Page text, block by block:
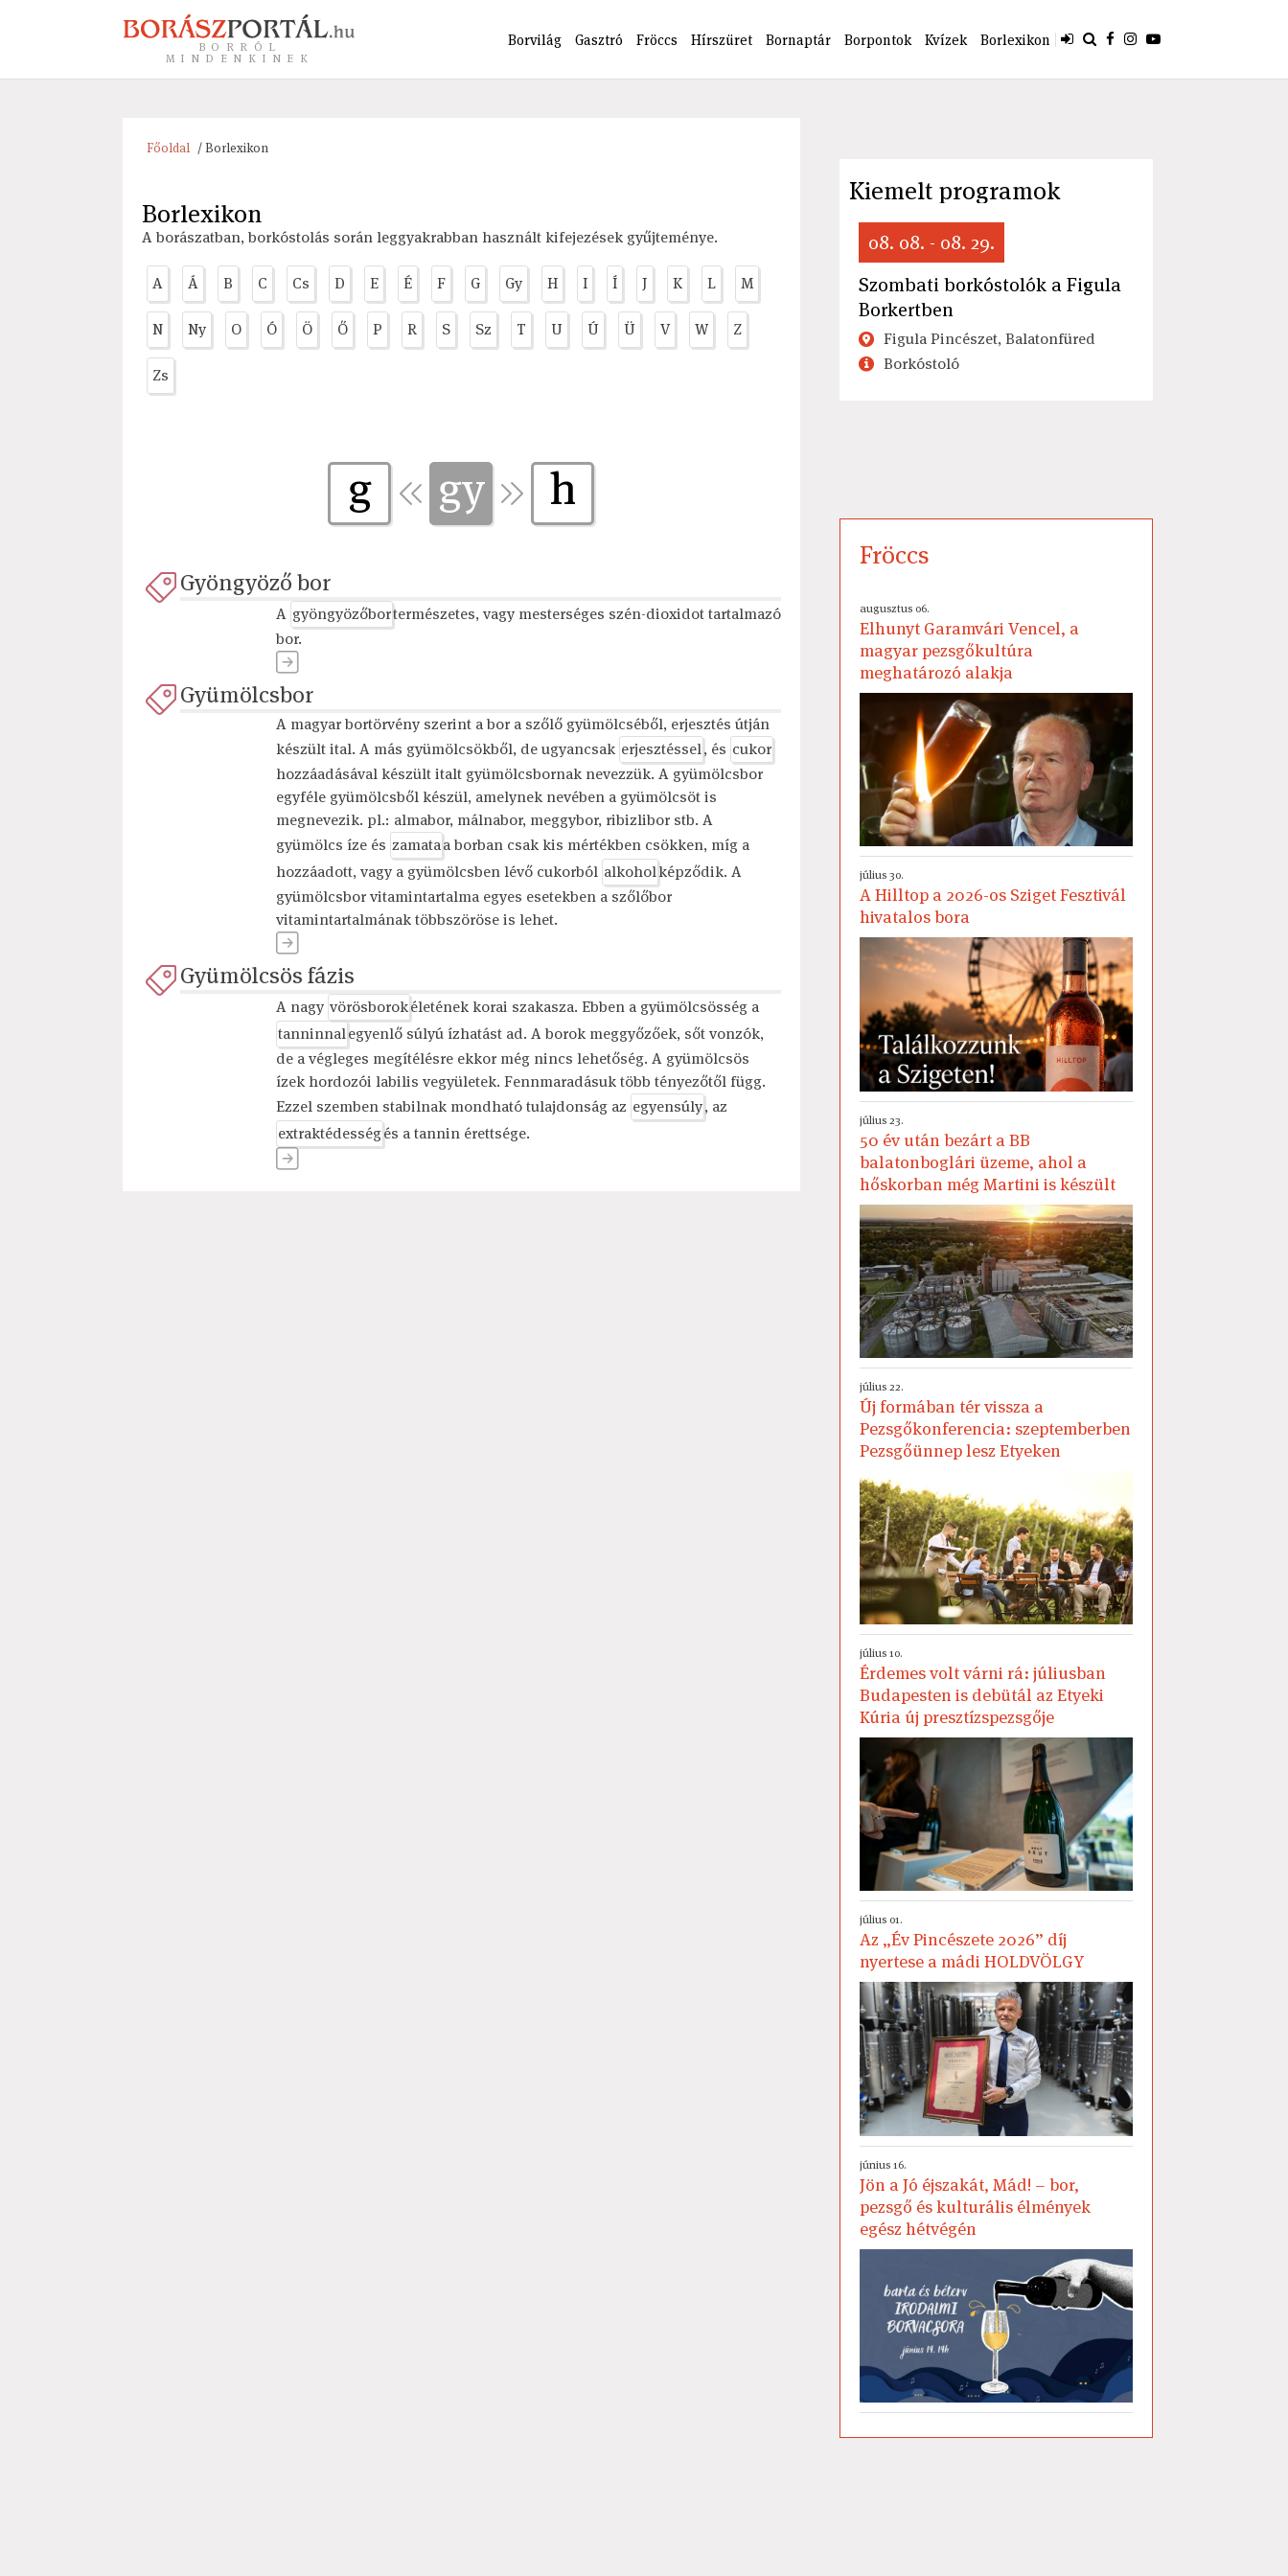
BORRÓL
MINDENKINEK
Borvilág Gasztró Fröccs Hírszüret Bornaptár Borpontok Kvízek Borlexikon
Főoldal / Borlexikon
Borlexikon
A borászatban, borkóstolás során leggyakrabban használt kifejezések gyűjteménye.
A Á B C Cs D E É F G Gy H I Í J K L M
N Ny O Ó Ö Ő P R S Sz T U Ú Ü V W Z
Zs
g gy h
Gyöngyöző bor
A gyöngyözőbortermészetes, vagy mesterséges szén-dioxidot tartalmazó
bor.
Gyümölcsbor
A magyar bortörvény szerint a bor a szőlő gyümölcséből, erjesztés útján
készült ital. A más gyümölcsökből, de ugyancsak erjesztéssel, és cukor
hozzáadásával készült italt gyümölcsbornak nevezzük. A gyümölcsbor
egyféle gyümölcsből készül, amelynek nevében a gyümölcsöt is
megnevezik. pl.: almabor, málnabor, meggybor, ribizlibor stb. A
gyümölcs íze és zamataa borban csak kis mértékben csökken, míg a
hozzáadott, vagy a gyümölcsben lévő cukorból alkoholképződik. A
gyümölcsbor vitamintartalma egyes esetekben a szőlőbor
vitamintartalmának többszöröse is lehet.
Gyümölcsös fázis
A nagy vörösborokéletének korai szakasza. Ebben a gyümölcsösség a
tanninnalegyenlő súlyú ízhatást ad. A borok meggyőzőek, sőt vonzók,
de a végleges megítélésre ekkor még nincs lehetőség. A gyümölcsös
ízek hordozói labilis vegyületek. Fennmaradásuk több tényezőtől függ.
Ezzel szemben stabilnak mondható tulajdonság az egyensúly, az
extraktédességés a tannin érettsége.
Kiemelt programok
08. 08. - 08. 29.
Szombati borkóstolók a Figula
Borkertben
Figula Pincészet, Balatonfüred
Borkóstoló
Fröccs
augusztus 06.
Elhunyt Garamvári Vencel, a
magyar pezsgőkultúra
meghatározó alakja
július 30.
A Hilltop a 2026-os Sziget Fesztivál
hivatalos bora
július 23.
50 év után bezárt a BB
balatonboglári üzeme, ahol a
hőskorban még Martini is készült
július 22.
Új formában tér vissza a
Pezsgőkonferencia: szeptemberben
Pezsgőünnep lesz Etyeken
július 10.
Érdemes volt várni rá: júliusban
Budapesten is debütál az Etyeki
Kúria új presztízspezsgője
július 01.
Az „Év Pincészete 2026” díj
nyertese a mádi HOLDVÖLGY
június 16.
Jön a Jó éjszakát, Mád! – bor,
pezsgő és kulturális élmények
egész hétvégén